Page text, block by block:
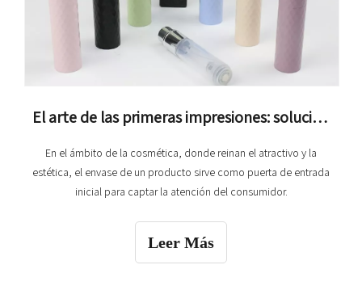
El arte de las primeras impresiones: soluciones de envases cosméticos que dicen mucho
En el ámbito de la cosmética, donde reinan el atractivo y la
estética, el envase de un producto sirve como puerta de entrada
inicial para captar la atención del consumidor.
Leer Más